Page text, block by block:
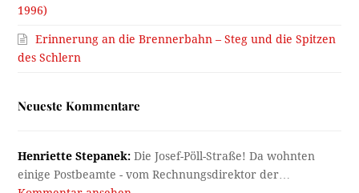
1996)
Erinnerung an die Brennerbahn – Steg und die Spitzen
des Schlern
Neueste Kommentare
Henriette Stepanek: Die Josef-Pöll-Straße! Da wohnten
einige Postbeamte - vom Rechnungsdirektor der…